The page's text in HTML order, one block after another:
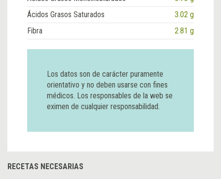
Ácidos Grasos Saturados
3.02 g
Fibra
2.81 g
Los datos son de carácter puramente
orientativo y no deben usarse con fines
médicos. Los responsables de la web se
eximen de cualquier responsabilidad.
RECETAS NECESARIAS